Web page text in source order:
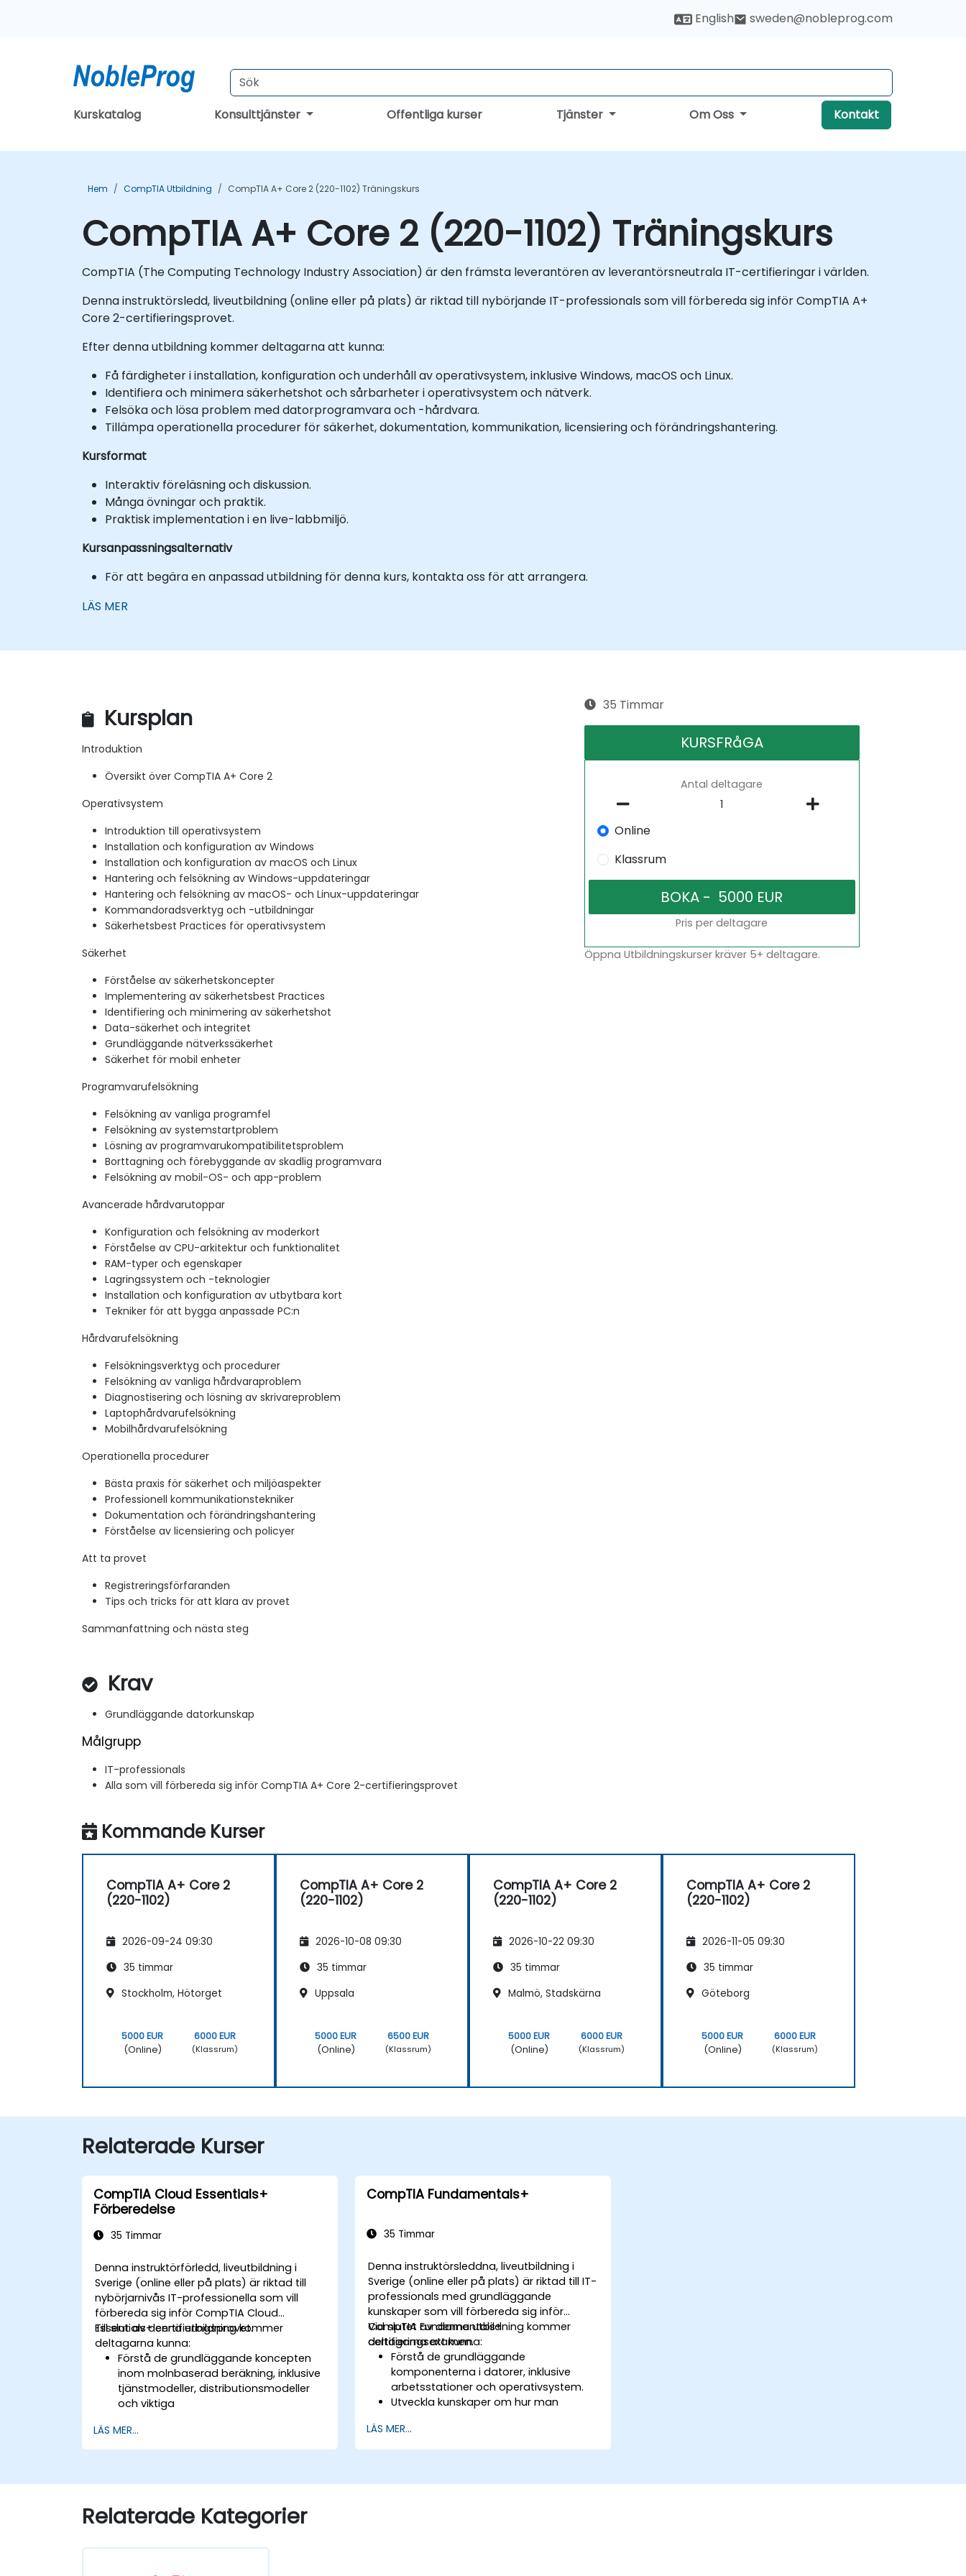
English sweden@nobleprog.com
Kurskatalog Konsulttjänster Offentliga kurser Tjänster Om Oss Kontakt
Hem CompTIA Utbildning CompTIA A+ Core 2 (220-1102) Träningskurs
CompTIA A+ Core 2 (220-1102) Träningskurs
CompTIA (The Computing Technology Industry Association) är den främsta leverantören av leverantörsneutrala IT-certifieringar i världen.
Denna instruktörsledd, liveutbildning (online eller på plats) är riktad till nybörjande IT-professionals som vill förbereda sig inför CompTIA A+
Core 2-certifieringsprovet.
Efter denna utbildning kommer deltagarna att kunna:
Få färdigheter i installation, konfiguration och underhåll av operativsystem, inklusive Windows, macOS och Linux.
Identifiera och minimera säkerhetshot och sårbarheter i operativsystem och nätverk.
Felsöka och lösa problem med datorprogramvara och -hårdvara.
Tillämpa operationella procedurer för säkerhet, dokumentation, kommunikation, licensiering och förändringshantering.
Kursformat
Interaktiv föreläsning och diskussion.
Många övningar och praktik.
Praktisk implementation i en live-labbmiljö.
Kursanpassningsalternativ
För att begära en anpassad utbildning för denna kurs, kontakta oss för att arrangera.
LÄS MER
Kursplan
Introduktion
Översikt över CompTIA A+ Core 2
Operativsystem
Introduktion till operativsystem
Installation och konfiguration av Windows
Installation och konfiguration av macOS och Linux
Hantering och felsökning av Windows-uppdateringar
Hantering och felsökning av macOS- och Linux-uppdateringar
Kommandoradsverktyg och -utbildningar
Säkerhetsbest Practices för operativsystem
Säkerhet
Förståelse av säkerhetskoncepter
Implementering av säkerhetsbest Practices
Identifiering och minimering av säkerhetshot
Data-säkerhet och integritet
Grundläggande nätverkssäkerhet
Säkerhet för mobil enheter
Programvarufelsökning
Felsökning av vanliga programfel
Felsökning av systemstartproblem
Lösning av programvarukompatibilitetsproblem
Borttagning och förebyggande av skadlig programvara
Felsökning av mobil-OS- och app-problem
Avancerade hårdvarutoppar
Konfiguration och felsökning av moderkort
Förståelse av CPU-arkitektur och funktionalitet
RAM-typer och egenskaper
Lagringssystem och -teknologier
Installation och konfiguration av utbytbara kort
Tekniker för att bygga anpassade PC:n
Hårdvarufelsökning
Felsökningsverktyg och procedurer
Felsökning av vanliga hårdvaraproblem
Diagnostisering och lösning av skrivareproblem
Laptophårdvarufelsökning
Mobilhårdvarufelsökning
Operationella procedurer
Bästa praxis för säkerhet och miljöaspekter
Professionell kommunikationstekniker
Dokumentation och förändringshantering
Förståelse av licensiering och policyer
Att ta provet
Registreringsförfaranden
Tips och tricks för att klara av provet
Sammanfattning och nästa steg
Krav
Grundläggande datorkunskap
Målgrupp
IT-professionals
Alla som vill förbereda sig inför CompTIA A+ Core 2-certifieringsprovet
35 Timmar
KURSFRåGA
Antal deltagare
Online
Klassrum
Pris per deltagare
Öppna Utbildningskurser kräver 5+ deltagare.
Kommande Kurser
CompTIA A+ Core 2
(220-1102)
2026-09-24 09:30
35 timmar
Stockholm, Hötorget
5000 EUR
(Online)
6000 EUR
(Klassrum)
CompTIA A+ Core 2
(220-1102)
2026-10-08 09:30
35 timmar
Uppsala
5000 EUR
(Online)
6500 EUR
(Klassrum)
CompTIA A+ Core 2
(220-1102)
2026-10-22 09:30
35 timmar
Malmö, Stadskärna
5000 EUR
(Online)
6000 EUR
(Klassrum)
CompTIA A+ Core 2
(220-1102)
2026-11-05 09:30
35 timmar
Göteborg
5000 EUR
(Online)
6000 EUR
(Klassrum)
Relaterade Kurser
CompTIA Cloud Essentials+
Förberedelse
35 Timmar
Denna instruktörförledd, liveutbildning i
Sverige (online eller på plats) är riktad till
nybörjarnivås IT-professionella som vill
förbereda sig inför CompTIA Cloud
Essentials+ certifieringsprovet.
Till slut av denna utbildning kommer
deltagarna kunna:
Förstå de grundläggande koncepten
inom molnbaserad beräkning, inklusive
tjänstmodeller, distributionsmodeller
och viktiga
Utvärdera affärsverktygen med
molninförande, inklusive
molntjänsthantering, övervakning,
katastrofåterhämtning och
Utforska molnreglering, sekretess,
LÄS MER...
CompTIA Fundamentals+
35 Timmar
Denna instruktörsleddna, liveutbildning i
Sverige (online eller på plats) är riktad till IT-
professionals med grundläggande
kunskaper som vill förbereda sig inför
CompTIA Fundamentals+
certifieringsexamen.
Vid slutet av denna utbildning kommer
deltagarna att kunna:
Förstå de grundläggande
komponenterna i datorer, inklusive
arbetsstationer och operativsystem.
Utveckla kunskaper om hur man
databaser effektivt.
Få bekantskap med grundläggande
LÄS MER...
Relaterade Kategorier